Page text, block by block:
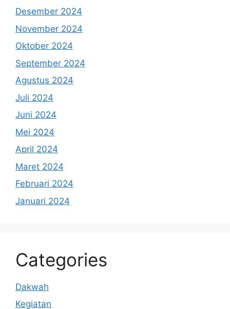
Desember 2024
November 2024
Oktober 2024
September 2024
Agustus 2024
Juli 2024
Juni 2024
Mei 2024
April 2024
Maret 2024
Februari 2024
Januari 2024
Categories
Dakwah
Kegiatan